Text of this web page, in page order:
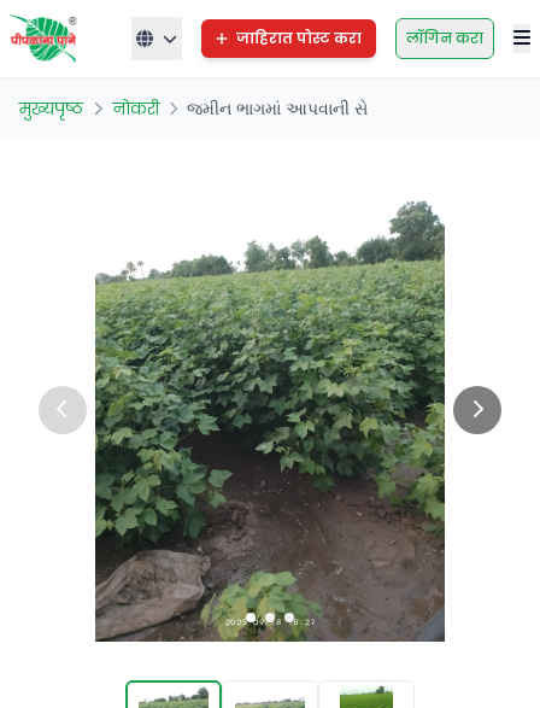
जाहिरात पोस्ट करा लॉगिन करा
मुख्यपृष्ठ नोकरी જમીન ભાગમાં આપવાની સે